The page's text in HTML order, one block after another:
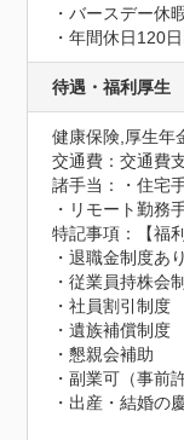
・バースデー休
・年間休日120
待遇・福利厚生
健康保険,厚生年
交通費：交通費
諸手当：・住宅
・リモート勤務
特記事項：【福
・退職金制度あり
・従業員持株会
・社員割引制度
・遺族補償制度
・懇親会補助
・副業可（事前
・出産・結婚の